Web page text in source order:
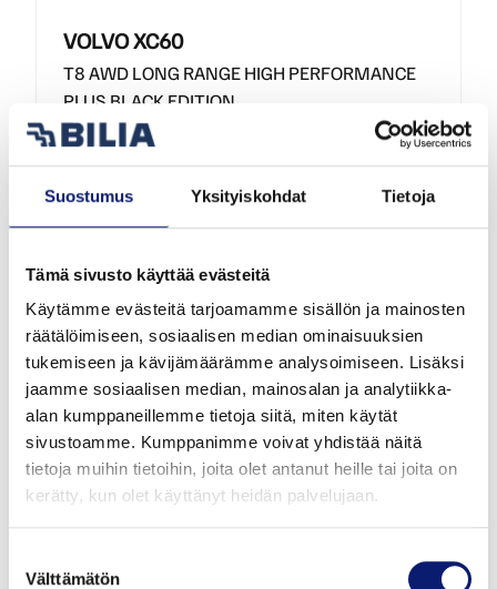
Suostumus Yksityiskohdat Tietoja
Tämä sivusto käyttää evästeitä
Käytämme evästeitä tarjoamamme sisällön ja mainosten
räätälöimiseen, sosiaalisen median ominaisuuksien
tukemiseen ja kävijämäärämme analysoimiseen. Lisäksi
jaamme sosiaalisen median, mainosalan ja analytiikka-
alan kumppaneillemme tietoja siitä, miten käytät
sivustoamme. Kumppanimme voivat yhdistää näitä
tietoja muihin tietoihin, joita olet antanut heille tai joita on
kerätty, kun olet käyttänyt heidän palvelujaan.
valinta
Välttämätön
VOLVO XC60
T8 AWD LONG RANGE HIGH PERFORMANCE
PLUS BLACK EDITION
64 900 €